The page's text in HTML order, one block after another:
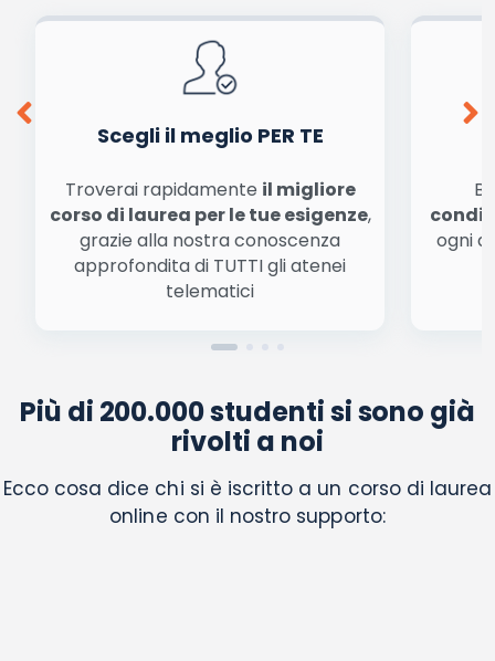
Scegli il meglio PER TE
Troverai rapidamente il migliore
corso di laurea per le tue esigenze,
grazie alla nostra conoscenza
approfondita di TUTTI gli atenei
telematici
ogni
Più di 200.000 studenti si sono già
rivolti a noi
Ecco cosa dice chi si è iscritto a un corso di laurea
online con il nostro supporto: